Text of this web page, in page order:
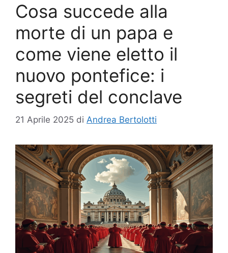
Cosa succede alla
morte di un papa e
come viene eletto il
nuovo pontefice: i
segreti del conclave
21 Aprile 2025 di Andrea Bertolotti